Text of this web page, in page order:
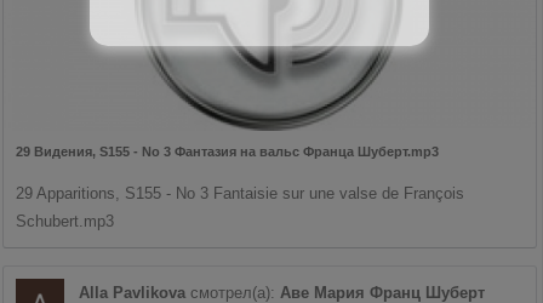
29 Видения, S155 - No 3 Фантазия на вальс Франца Шуберт.mp3
29 Apparitions, S155 - No 3 Fantaisie sur une valse de François
Schubert.mp3
Alla Pavlikova смотрел(а): Аве Мария Франц Шуберт